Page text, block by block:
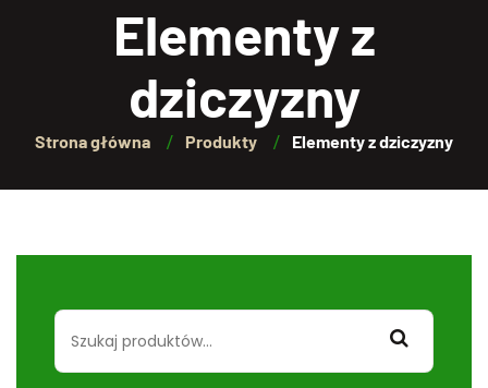
Elementy z
dziczyzny
Strona główna Produkty Elementy z dziczyzny
Szukaj: